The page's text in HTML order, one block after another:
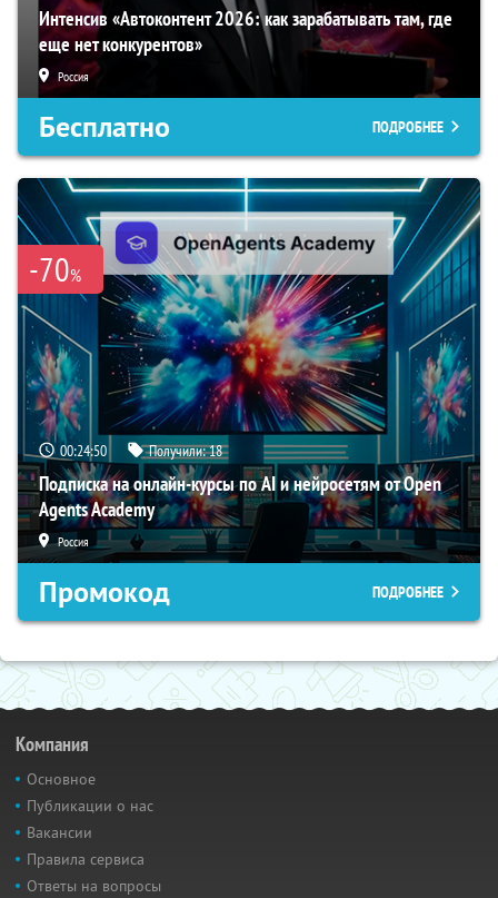
Интенсив «Автоконтент 2026: как зарабатывать там, где
еще нет конкурентов»
Россия
Бесплатно ПОДРОБНЕЕ
-70%
00:24:49 Получили:18
Подписка на онлайн-курсы по AI и нейросетям от Open
Agents Academy
Россия
Промокод ПОДРОБНЕЕ
Компания
Основное
Публикации о нас
Вакансии
Правила сервиса
Ответы на вопросы